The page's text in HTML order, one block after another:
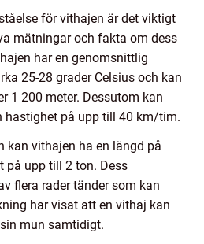
för vithajen är det viktigt
mätningar och fakta om dess
har en genomsnittlig
25-28 grader Celsius och kan
1 200 meter. Dessutom kan
hastighet på upp till 40 km/tim.
kan vithajen ha en längd på
på upp till 2 ton. Dess
flera rader tänder som kan
har visat att en vithaj kan
mun samtidigt.